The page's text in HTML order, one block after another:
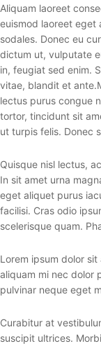
Aliquam laoreet
euismod laoreet eget
sodales. Donec eu
dictum ut, vulputate
in, feugiat sed enim.
vitae, blandit et
lectus purus congue
tortor, tincidunt sit
ut turpis felis. Donec
Quisque nisl lectus,
In sit amet urna
eget aliquet purus
facilisi. Cras odio
scelerisque quam.
Lorem ipsum dolor
aliquam mi nec dolor
pulvinar neque eget
Curabitur at
suscipit ultrices.